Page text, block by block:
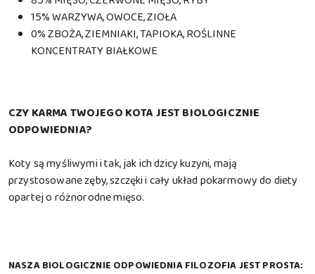
15% WARZYWA, OWOCE, ZIOŁA
0% ZBOŻA, ZIEMNIAKI, TAPIOKA, ROŚLINNE
KONCENTRATY BIAŁKOWE
CZY KARMA TWOJEGO KOTA JEST BIOLOGICZNIE
ODPOWIEDNIA?
Koty są myśliwymi i tak, jak ich dzicy kuzyni, mają
przystosowane zęby, szczęki i cały układ pokarmowy do diety
opartej o różnorodne mięso.
NASZA BIOLOGICZNIE ODPOWIEDNIA FILOZOFIA JEST PROSTA: